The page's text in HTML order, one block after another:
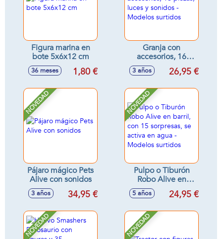
Figura marina en
bote 5x6x12 cm
36 meses 1,80 €
Granja con
accesorios, 16
piezas, luces y
sonidos - Modelos
3 años 26,95 €
NOVEDAD
Pájaro mágico Pets
Alive con sonidos
3 años 34,95 €
NOVEDAD
Pulpo o Tiburón
Robo Alive en
barril, con 15
sorpresas, se activa
surtidos
5 años 24,95 €
NOVEDAD NOVEDAD